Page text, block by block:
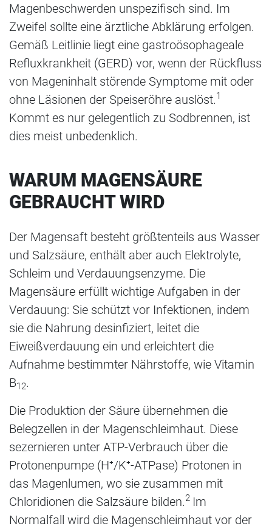
Magenbeschwerden unspezifisch sind. Im
Zweifel sollte eine ärztliche Abklärung erfolgen.
Gemäß Leitlinie liegt eine gastroösophageale
Refluxkrankheit (GERD) vor, wenn der Rückfluss
von Mageninhalt störende Symptome mit oder
ohne Läsionen der Speiseröhre auslöst.1
Kommt es nur gelegentlich zu Sodbrennen, ist
dies meist unbedenklich.
WARUM MAGENSÄURE
GEBRAUCHT WIRD
Der Magensaft besteht größtenteils aus Wasser
und Salzsäure, enthält aber auch Elektrolyte,
Schleim und Verdauungsenzyme. Die
Magensäure erfüllt wichtige Aufgaben in der
Verdauung: Sie schützt vor Infektionen, indem
sie die Nahrung desinfiziert, leitet die
Eiweißverdauung ein und erleichtert die
Aufnahme bestimmter Nährstoffe, wie Vitamin
B12.
Die Produktion der Säure übernehmen die
Belegzellen in der Magenschleimhaut. Diese
sezernieren unter ATP-Verbrauch über die
Protonenpumpe (H⁺/K⁺-ATPase) Protonen in
das Magenlumen, wo sie zusammen mit
Chloridionen die Salzsäure bilden.2 Im
Normalfall wird die Magenschleimhaut vor der